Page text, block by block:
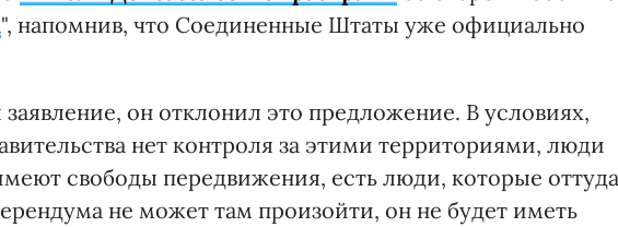
", напомнив, что Соединенные Штаты уже официально
он отклонил это предложение. В условиях,
нет контроля за этими территориями, люди
свободы передвижения, есть люди, которые оттуда
не может там произойти, он не будет иметь